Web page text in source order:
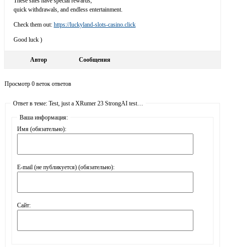
quick withdrawals, and endless entertainment.
Check them out: https://luckyland-slots-casino.click
Good luck )
Автор Сообщения
Просмотр 0 веток ответов
Ответ в теме: Test, just a XRumer 23 StrongAI test…
Ваша информация:
Имя (обязательно):
E-mail (не публикуется) (обязательно):
Сайт: